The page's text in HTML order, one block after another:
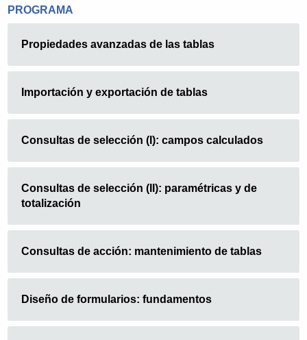
PROGRAMA
Propiedades avanzadas de las tablas
Importación y exportación de tablas
Consultas de selección (I): campos calculados
Consultas de selección (II): paramétricas y de
totalización
Consultas de acción: mantenimiento de tablas
Diseño de formularios: fundamentos